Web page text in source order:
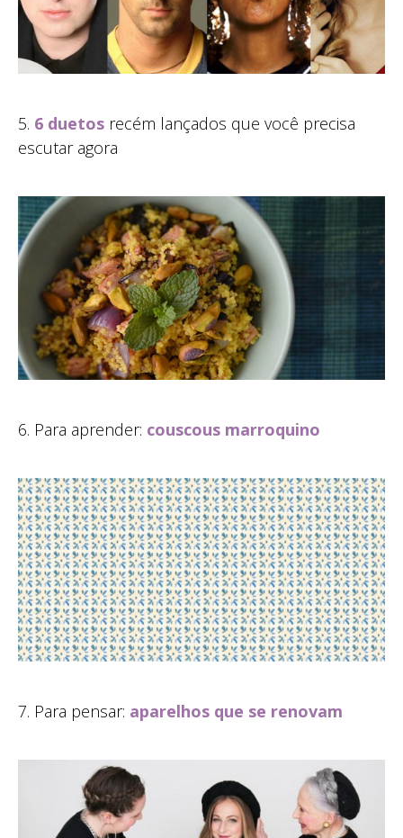
5. 6 duetos recém lançados que você precisa
escutar agora
6. Para aprender: couscous marroquino
7. Para pensar: aparelhos que se renovam